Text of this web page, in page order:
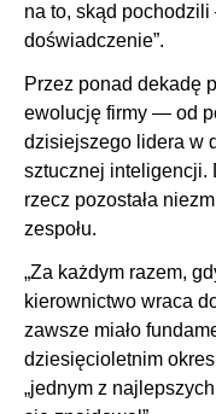
na to, skąd
doświadczenie”.
Przez ponad dekadę
ewolucję firmy — od
dzisiejszego lidera w
sztucznej inteligencji.
rzecz pozostała
zespołu.
„Za każdym razem,
kierownictwo wraca
zawsze miało
dziesięcioletnim
„jednym z